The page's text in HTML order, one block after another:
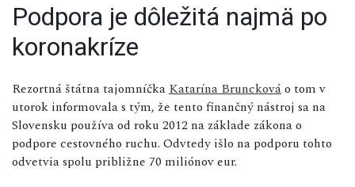
Podpora je dôležitá najmä po
koronakríze
Rezortná štátna tajomníčka Katarína Brunckováo tom v
utorok informovala s tým, že tento finančný nástroj sa na
Slovensku používa od roku 2012 na základe zákona o
podpore cestovného ruchu. Odvtedy išlo na podporu tohto
odvetvia spolu približne 70 miliónov eur.